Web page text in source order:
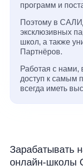
программ и
Поэтому в
эксклюзивных
школ, а также
Партнёров.
Работая с нами,
доступ к самым
всегда иметь
Зарабатывать
онлайн-школы